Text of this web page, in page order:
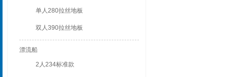
单人280拉丝地板
双人390拉丝地板
漂流船
2人234标准款